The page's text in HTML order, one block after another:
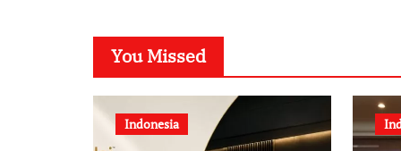
You Missed
Indonesia